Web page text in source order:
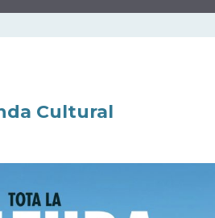
Cultural